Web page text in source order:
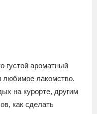
густой ароматный
любимое лакомство.
на курорте, другим
как сделать